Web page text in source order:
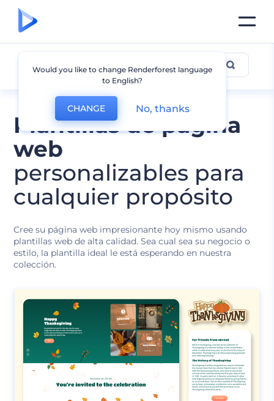
Plantillas de página
web
personalizables para
cualquier propósito
Cree su página web impresionante hoy mismo usando
plantillas web de alta calidad. Sea cual sea su negocio o
estilo, la plantilla ideal le está esperando en nuestra
colección.
Todas las Plantillas
Would you like to change Renderforest language
to English?
CHANGE No, thanks